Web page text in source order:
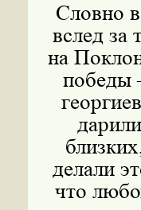
Словно
вслед за
на
победы
делали
что